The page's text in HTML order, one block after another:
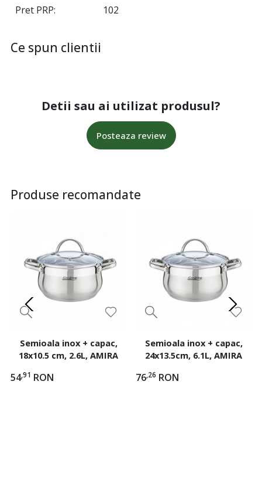
Pret PRP 102
Ce spun clientii
Detii sau ai utilizat produsul?
Posteaza review
Produse recomandate
Semioala inox + capac,
18x10.5 cm, 2.6L, AMIRA
54,91 RON
Semioala inox + capac,
24x13.5cm, 6.1L, AMIRA
76,26 RON